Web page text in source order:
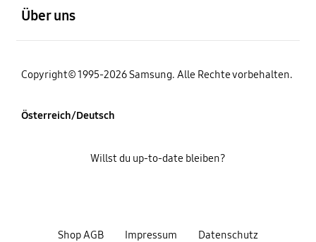
Über uns
Copyright© 1995-2026 Samsung. Alle Rechte vorbehalten.
Österreich/Deutsch
Shop AGB Impressum Datenschutz
Willst du up-to-date bleiben?